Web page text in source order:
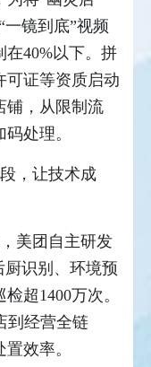
镜到底”视频
40%以下。拼
可证等资质启动
铺，从限制流
处理。
，让技术成
美团自主研发
厨识别、环境预
超1400万次。
到经营全链
效率。